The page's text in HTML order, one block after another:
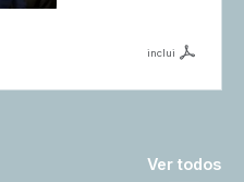
inclui
Ver todos